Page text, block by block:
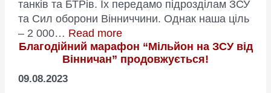
з
БФ
танків та БТРів. Їх передамо підрозділам ЗСУ
та Сил оборони Вінниччини. Однак наша ціль
– 2 000… Read more:
За
2
Благодійний марафон “Мільйон на ЗСУ від
Вінничан” продовжується!
09.08.2023